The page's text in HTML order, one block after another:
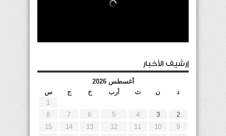
إرشيف الأخبار
أغسطس 2026
د
ن ث أرب خ ج
س
1
2
3
4
5
6
7
8
9
10
11
12
13
14
15